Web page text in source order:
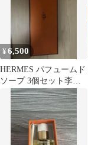
¥6,500
HERMES パフュームド
ソープ 3個セット李氏
の庭